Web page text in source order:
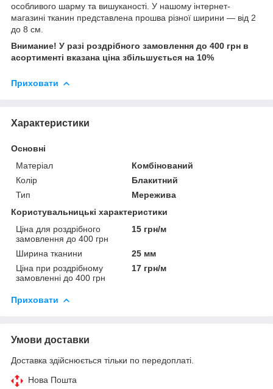
особливого шарму та вишуканості. У нашому інтернет-
магазині тканин представлена прошва різної ширини — від 2
до 8 см.
Внимание! У разі роздрібного замовлення до 400 грн в
асортименті вказана ціна збільшується на 10%
Приховати
Характеристики
Основні
Матеріал
Комбінований
Колір
Блакитний
Тип
Мережива
Користувальницькі характеристики
Ціна для роздрібного
замовлення до 400 грн
15 грн/м
Ширина тканини
25 мм
Ціна при роздрібному
замовленні до 400 грн
17 грн/м
Приховати
Умови доставки
Доставка здійснюється тільки по передоплаті.
Нова Пошта